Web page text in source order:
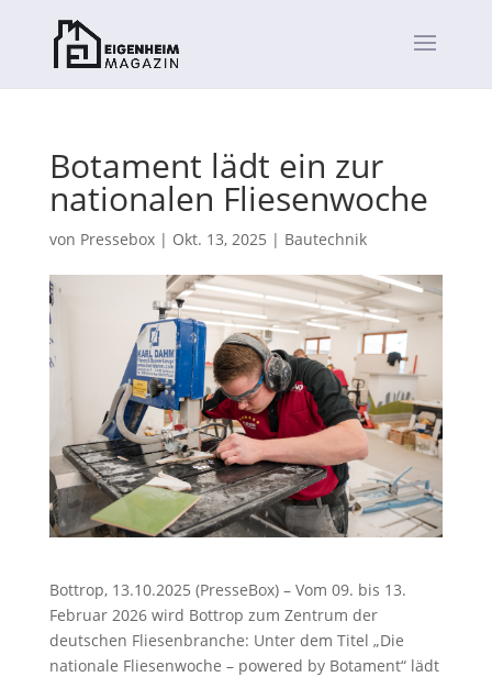
Botament lädt ein zur
nationalen Fliesenwoche
von Pressebox| Okt. 13, 2025 | Bautechnik
Bottrop, 13.10.2025 (PresseBox) – Vom 09. bis 13.
Februar 2026 wird Bottrop zum Zentrum der
deutschen Fliesenbranche: Unter dem Titel „Die
nationale Fliesenwoche – powered by Botament“ lädt